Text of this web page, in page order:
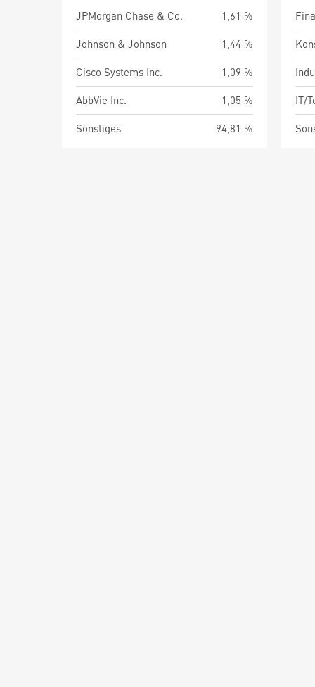
JPMorgan Chase & Co.
1,61 %
Johnson & Johnson
1,44 %
Cisco Systems Inc.
1,09 %
AbbVie Inc.
1,05 %
Sonstiges
94,81 %
IT/